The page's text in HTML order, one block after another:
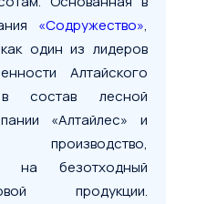
«Содружество»,
один из лидеров
Алтайского
состав лесной
«Алтайлес» и
на безотходный
продукции.